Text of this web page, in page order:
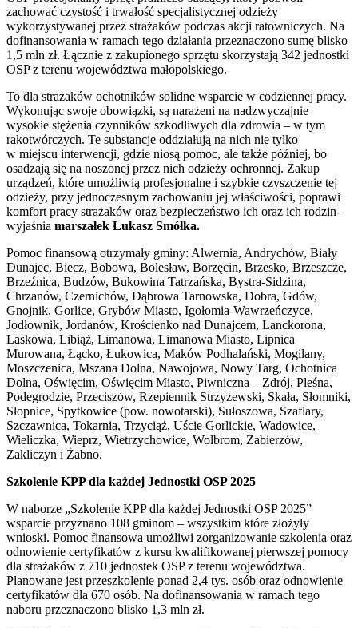
zachować czystość i trwałość specjalistycznej odzieży
wykorzystywanej przez strażaków podczas akcji ratowniczych. Na
dofinansowania w ramach tego działania przeznaczono sumę blisko
1,5 mln zł. Łącznie z zakupionego sprzętu skorzystają 342 jednostki
OSP z terenu województwa małopolskiego.
To dla strażaków ochotników solidne wsparcie w codziennej pracy.
Wykonując swoje obowiązki, są narażeni na nadzwyczajnie
wysokie stężenia czynników szkodliwych dla zdrowia – w tym
rakotwórczych. Te substancje oddziałują na nich nie tylko
w miejscu interwencji, gdzie niosą pomoc, ale także później, bo
osadzają się na noszonej przez nich odzieży ochronnej. Zakup
urządzeń, które umożliwią profesjonalne i szybkie czyszczenie tej
odzieży, przy jednoczesnym zachowaniu jej właściwości, poprawi
komfort pracy strażaków oraz bezpieczeństwo ich oraz ich rodzin-
wyjaśnia marszałek Łukasz Smółka.
Pomoc finansową otrzymały gminy: Alwernia, Andrychów, Biały
Dunajec, Biecz, Bobowa, Bolesław, Borzęcin, Brzesko, Brzeszcze,
Brzeźnica, Budzów, Bukowina Tatrzańska, Bystra-Sidzina,
Chrzanów, Czernichów, Dąbrowa Tarnowska, Dobra, Gdów,
Gnojnik, Gorlice, Grybów Miasto, Igołomia-Wawrzeńczyce,
Jodłownik, Jordanów, Krościenko nad Dunajcem, Lanckorona,
Laskowa, Libiąż, Limanowa, Limanowa Miasto, Lipnica
Murowana, Łącko, Łukowica, Maków Podhalański, Mogilany,
Moszczenica, Mszana Dolna, Nawojowa, Nowy Targ, Ochotnica
Dolna, Oświęcim, Oświęcim Miasto, Piwniczna – Zdrój, Pleśna,
Podegrodzie, Przeciszów, Rzepiennik Strzyżewski, Skała, Słomniki,
Słopnice, Spytkowice (pow. nowotarski), Sułoszowa, Szaflary,
Szczawnica, Tokarnia, Trzyciąż, Uście Gorlickie, Wadowice,
Wieliczka, Wieprz, Wietrzychowice, Wolbrom, Zabierzów,
Zakliczyn i Żabno.
Szkolenie KPP dla każdej Jednostki OSP 2025
W naborze „Szkolenie KPP dla każdej Jednostki OSP 2025”
wsparcie przyznano 108 gminom – wszystkim które złożyły
wnioski. Pomoc finansowa umożliwi zorganizowanie szkolenia oraz
odnowienie certyfikatów z kursu kwalifikowanej pierwszej pomocy
dla strażaków z 710 jednostek OSP z terenu województwa.
Planowane jest przeszkolenie ponad 2,4 tys. osób oraz odnowienie
certyfikatów dla 670 osób. Na dofinansowania w ramach tego
naboru przeznaczono blisko 1,3 mln zł.